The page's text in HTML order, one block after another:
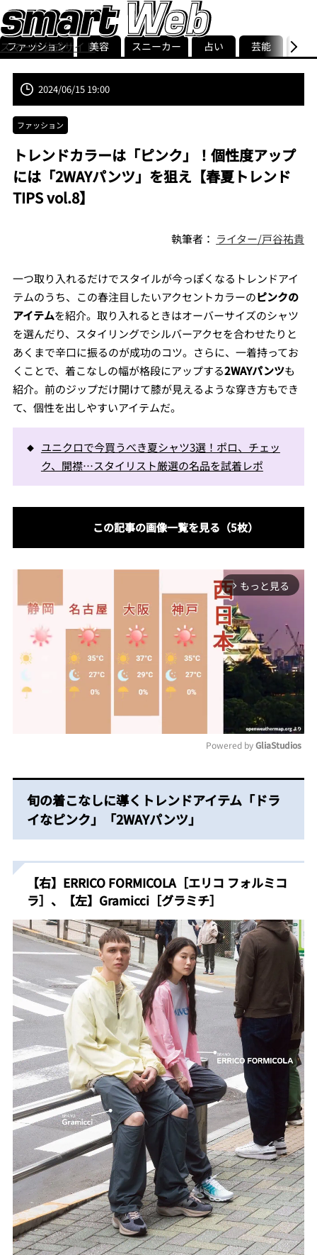
スマート公式サイト
smart最新号
記事一覧ランキング
ストリ
ファッション 美容 スニーカー 占い 芸能 グル
2024/06/15 19:00
ファッション
トレンドカラーは「ピンク」！個性度アップ
には「2WAYパンツ」を狙え【春夏トレンド
TIPS vol.8】
執筆者： ライター/戸谷祐貴
一つ取り入れるだけでスタイルが今っぽくなるトレンドアイ
テムのうち、この春注目したいアクセントカラーのピンクの
アイテムを紹介。取り入れるときはオーバーサイズのシャツ
を選んだり、スタイリングでシルバーアクセを合わせたりと
あくまで辛口に振るのが成功のコツ。さらに、一着持ってお
くことで、着こなしの幅が格段にアップする2WAYパンツも
紹介。前のジップだけ開けて膝が見えるような穿き方もでき
て、個性を出しやすいアイテムだ。
ユニクロで今買うべき夏シャツ3選！ポロ、チェッ
ク、開襟…スタイリスト厳選の名品を試着レポ
この記事の画像一覧を見る（5枚）
arrow_forward_ios もっと見る
Powered by GliaStudios
旬の着こなしに導くトレンドアイテム「ドラ
イなピンク」「2WAYパンツ」
【右】ERRICO FORMICOLA［エリコ フォルミコ
ラ］、【左】Gramicci［グラミチ］